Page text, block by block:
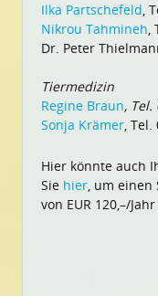
Ilka Partschefeld,
Nikrou Tahmineh,
Dr. Peter
Tiermedizin
Regine Braun, Tel.
Sonja Krämer, Tel.
Hier könnte auch
Sie hier, um einen
von EUR 120,–/